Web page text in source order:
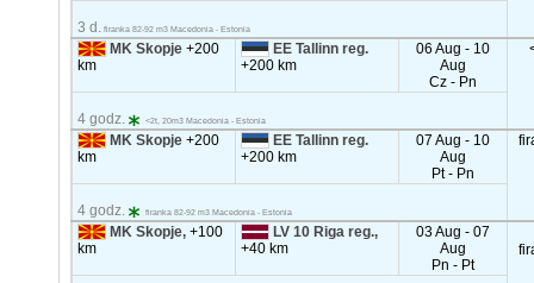
3 d. firanka 82-92 m3 Macedonia - Estonia
MK Skopje+200
km
EE Tallinn reg.
+200 km
06 Aug - 10
Aug
Cz - Pn
4 godz. <2t, 20m3 Macedonia - Estonia
MK Skopje+200
km
EE Tallinn reg.
+200 km
07 Aug - 10
Aug
Pt - Pn
4 godz. firanka 82-92 m3 Macedonia - Estonia
MK Skopje,+100
km
LV 10 Riga reg.,
+40 km
03 Aug - 07
Aug
Pn - Pt